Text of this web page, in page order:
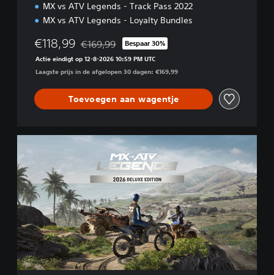
MX vs ATV Legends - Track Pass 2022
MX vs ATV Legends - Loyalty Bundles
€118,99 Korting ten opzichte van de oorspronkelijke
€169,99 Bespaar 30%
Actie eindigt op 12-8-2026 10:59 PM UTC
Laagste prijs in de afgelopen 30 dagen: €169,99
Toevoegen aan wagentje
2
6
D
e
l
u
x
e
E
d